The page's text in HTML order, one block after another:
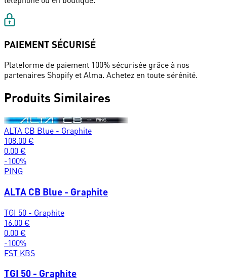
PAIEMENT SÉCURISÉ
Plateforme de paiement 100% sécurisée grâce à nos
partenaires Shopify et Alma. Achetez en toute sérénité.
Produits Similaires
ALTA CB Blue - Graphite
108.00 €
0.00 €
-100%
PING
ALTA CB Blue - Graphite
TGI 50 - Graphite
16.00 €
0.00 €
-100%
FST KBS
TGI 50 - Graphite